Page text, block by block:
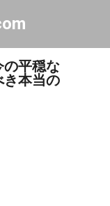
の平穏な
き本当の